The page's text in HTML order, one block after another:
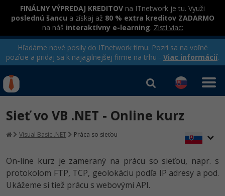
FINÁLNY VÝPREDAJ KREDITOV na ITnetwork je tu. Využi
poslednú šancu a získaj až 80 % extra kreditov ZADARMO
na náš interaktívny e-learning. Zisti viac:
Hľadáme nové posily do ITnetwork tímu. Pozri sa na voľné
pozície a pridaj sa k najagilnejšej firme na trhu - Viac informácií.
hradené úradom práce
Ako začať?
Java -80%
Prihlásiť sa| Registrovať
Sieť vo VB .NET - Online kurz
Visual Basic .NET Práca so sieťou
On-line kurz je zameraný na prácu so sieťou, napr. s
protokolom FTP, TCP, geolokáciu podľa IP adresy a pod.
Ukážeme si tiež prácu s webovými API.